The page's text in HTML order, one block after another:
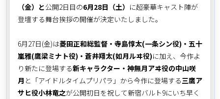
（金）と公開2日目の6月28日（土） に超豪華キャスト陣が
登壇する舞台挨拶の開催が決定いたしました。
6月27日(金)は菱田正和総監督・寺島惇太(一条シン役)・五十
嵐雅(鷹梁ミナト役)・蒼井翔太(如月ルヰ役)に加え、今作よ
り新たに登場する新キャラクター・神無月アヰ役の中山咲
月 と「アイドルタイムプリパラ」から今作に登場する三鷹ア
サヒ役小林竜之が公開初日を祝して新宿バルト9にいち早く